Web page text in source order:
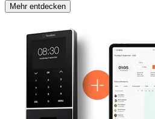
Mehr entdecken